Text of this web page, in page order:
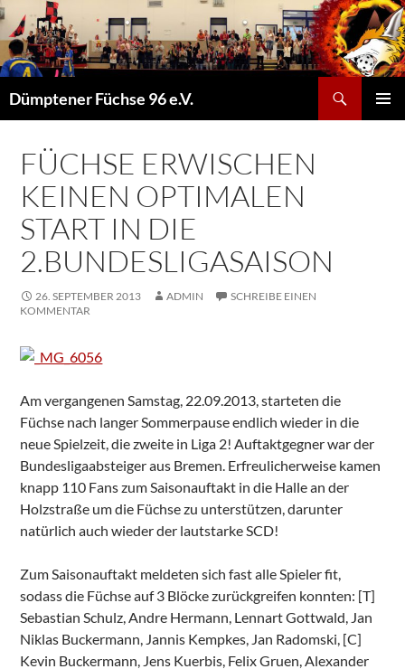
Dümptener Füchse 96 e.V.
SPRINGEN
FÜCHSE ERWISCHEN
KEINEN OPTIMALEN
START IN DIE
2.BUNDESLIGASAISON
26. SEPTEMBER 2013 ADMIN
SCHREIBE EINEN
KOMMENTAR
Am vergangenen Samstag, 22.09.2013, starteten die
Füchse nach langer Sommerpause endlich wieder in die
neue Spielzeit, die zweite in Liga 2! Auftaktgegner war der
Bundesligaabsteiger aus Bremen. Erfreulicherweise kamen
knapp 110 Fans zum Saisonauftakt in die Halle an der
Holzstraße um die Füchse zu unterstützen, darunter
natürlich auch wieder der lautstarke SCD!
Zum Saisonauftakt meldeten sich fast alle Spieler fit,
sodass die Füchse auf 3 Blöcke zurückgreifen konnten: [T]
Sebastian Schulz, Andre Hermann, Lennart Gottwald, Jan
Niklas Buckermann, Jannis Kempkes, Jan Radomski, [C]
Kevin Buckermann, Jens Kuerbis, Felix Gruen, Alexander